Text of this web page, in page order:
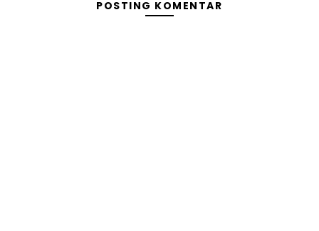
POSTING KOMENTAR